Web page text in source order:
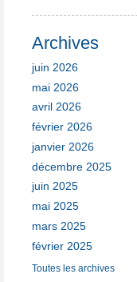
Archives
juin 2026
mai 2026
avril 2026
février 2026
janvier 2026
décembre 2025
juin 2025
mai 2025
mars 2025
février 2025
Toutes les archives